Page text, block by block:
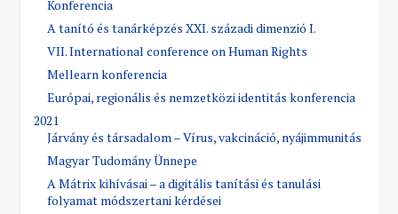
Konferencia
A tanító és tanárképzés XXI. századi dimenzió I.
VII. International conference on Human Rights
Mellearn konferencia
Európai, regionális és nemzetközi identitás konferencia
2021
Járvány és társadalom – Vírus, vakcináció, nyájimmunitás
Magyar Tudomány Ünnepe
A Mátrix kihívásai – a digitális tanítási és tanulási
folyamat módszertani kérdései